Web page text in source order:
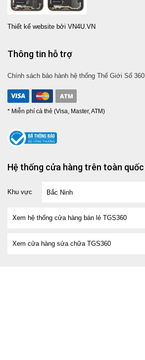
Thiết kế website bởi VN4U.VN
Thông tin hỗ trợ
Chính sách bảo hành hệ thống Thế Giới Số 360
* Miễn phí cà thẻ (Visa, Master, ATM)
Hệ thống cửa hàng trên toàn quốc
Khu vực
Xem hệ thống cửa hàng bán lẻ TGS360
Xem cửa hàng sửa chữa TGS360